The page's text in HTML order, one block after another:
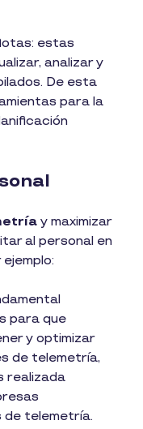
estas
analizar y
De esta
para la
y maximizar
al personal en
para que
y optimizar
de telemetría,
realizada
de telemetría.